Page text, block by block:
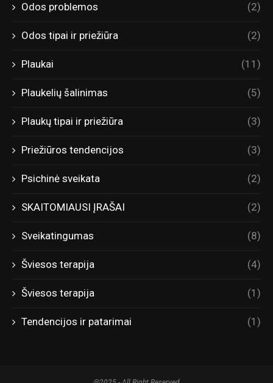
Odos problemos (2)
Odos tipai ir priežiūra (2)
Plaukai (11)
Plaukelių šalinimas (5)
Plaukų tipai ir priežiūra (3)
Priežiūros tendencijos (3)
Psichinė sveikata (2)
SKAITOMIAUSI ĮRAŠAI (2)
Sveikatingumas (8)
Šviesos terapija (4)
Šviesos terapija (1)
Tendencijos ir patarimai (1)